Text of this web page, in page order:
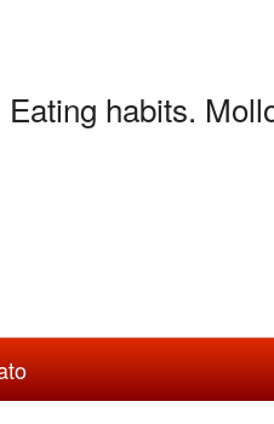
habits.